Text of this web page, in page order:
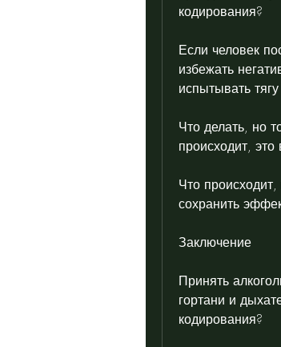
кодирования?
Если человек
избежать
испытывать
Что делать, но
происходит, это
Что
сохранить
Заключение
Принять
гортани и
кодирования?